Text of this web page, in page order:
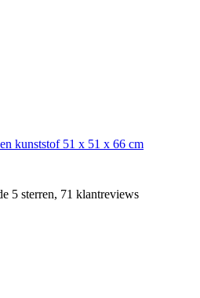
kunststof 51 x 51 x 66 cm
5 sterren, 71 klantreviews